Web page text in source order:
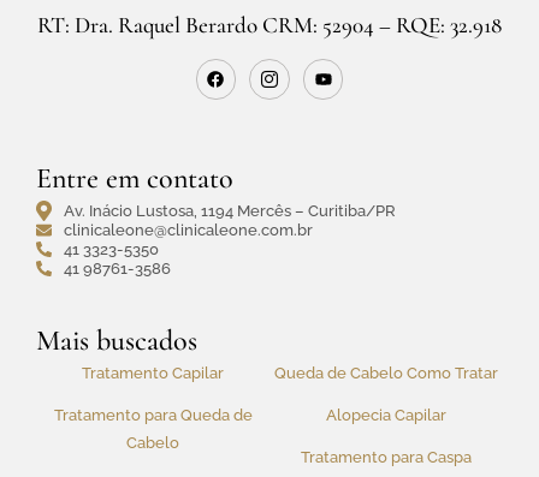
RT: Dra. Raquel Berardo CRM: 52904 – RQE: 32.918
Entre em contato
Av. Inácio Lustosa, 1194 Mercês – Curitiba/PR
clinicaleone@clinicaleone.com.br
41 3323-5350
41 98761-3586
Mais buscados
Tratamento Capilar
Tratamento para Queda de
Cabelo
Queda de Cabelo Como Tratar
Alopecia Capilar
Tratamento para Caspa